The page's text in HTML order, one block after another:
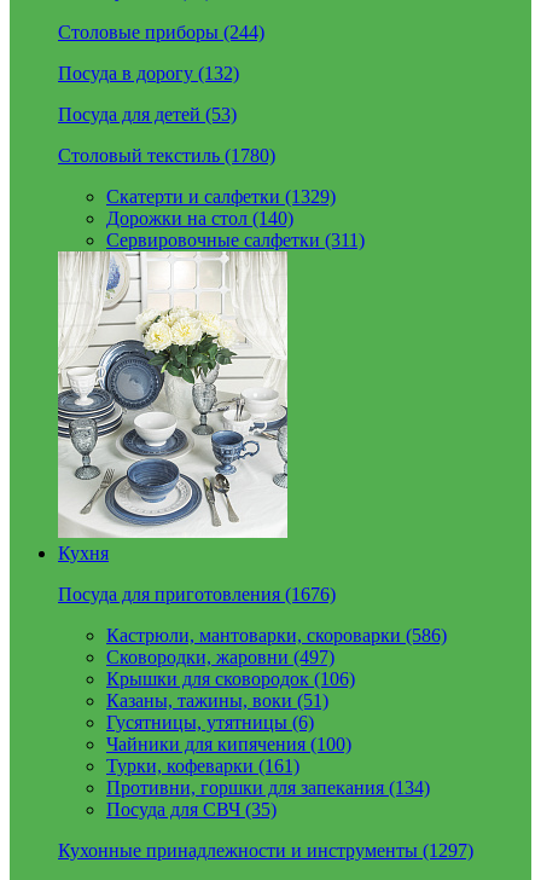
Столовые приборы (244)
Посуда в дорогу (132)
Посуда для детей (53)
Столовый текстиль (1780)
Скатерти и салфетки (1329)
Дорожки на стол (140)
Сервировочные салфетки (311)
Кухня
Посуда для приготовления (1676)
Кастрюли, мантоварки, скороварки (586)
Сковородки, жаровни (497)
Крышки для сковородок (106)
Казаны, тажины, воки (51)
Гусятницы, утятницы (6)
Чайники для кипячения (100)
Турки, кофеварки (161)
Противни, горшки для запекания (134)
Посуда для СВЧ (35)
Кухонные принадлежности и инструменты (1297)